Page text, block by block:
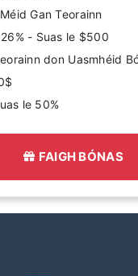
Gan Teorainn
- Suas le $500
don Uasmhéid
le 50%
FAIGH BÓNAS